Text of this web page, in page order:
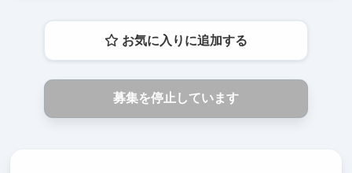
お気に入りに追加する
募集を停止しています